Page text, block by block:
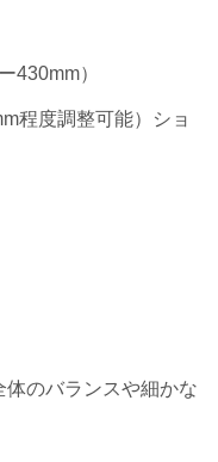
430mm）
程度調整可能）ショ
体のバランスや細かな